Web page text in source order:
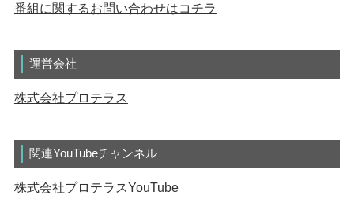
番組に関するお問い合わせはコチラ
運営会社
株式会社プロテラス
関連YouTubeチャンネル
株式会社プロテラスYouTube